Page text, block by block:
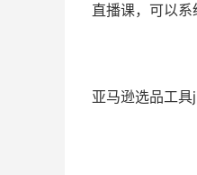
直播课，可以系
亚马逊选品工